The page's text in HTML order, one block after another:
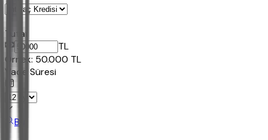
Tutar
TL
Ornek: 50.000 TL
Vade Süresi
Bul